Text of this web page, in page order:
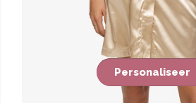
Personaliseer